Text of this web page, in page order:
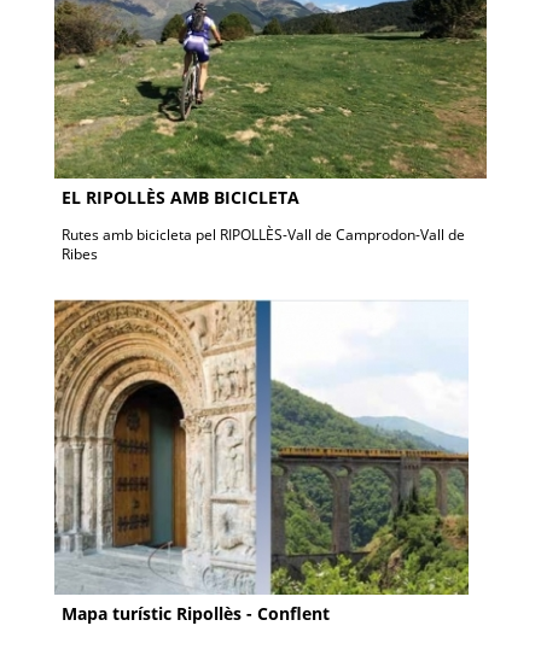
EL RIPOLLÈS AMB BICICLETA
Rutes amb bicicleta pel RIPOLLÈS-Vall de Camprodon-Vall de
Ribes
Mapa turístic Ripollès - Conflent